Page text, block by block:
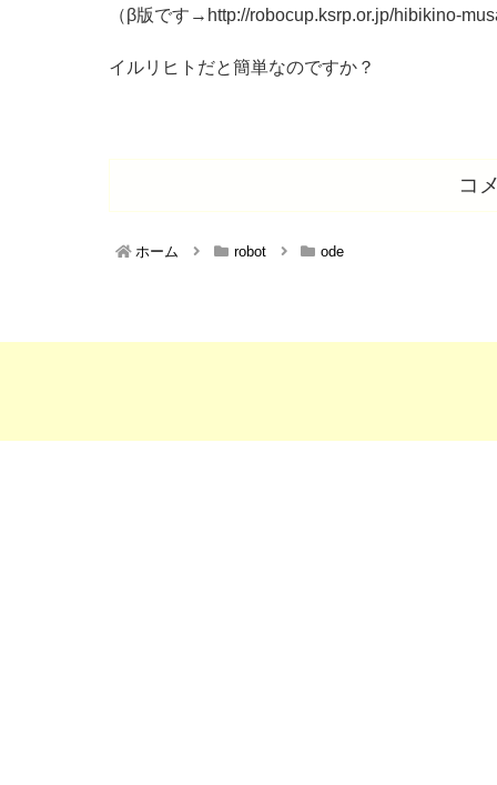
（β版です→http://robocup.ksrp.or.jp/hibikino-
イルリヒトだと簡単なのですか？
コ
ホーム robot ode